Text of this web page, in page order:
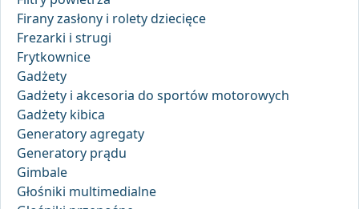
Firany zasłony i rolety dziecięce
Frezarki i strugi
Frytkownice
Gadżety
Gadżety i akcesoria do sportów motorowych
Gadżety kibica
Generatory agregaty
Generatory prądu
Gimbale
Głośniki multimedialne